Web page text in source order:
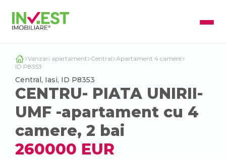
Vanzari apartament Central Apartament 4 camere
ID P8353
Central, Iasi, ID P8353
CENTRU- PIATA UNIRII-
UMF -apartament cu 4
camere, 2 bai
260000 EUR